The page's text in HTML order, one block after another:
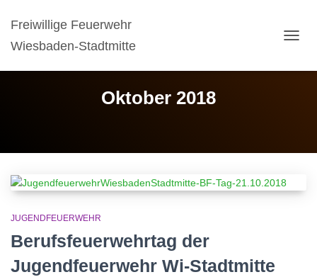
Freiwillige Feuerwehr
Wiesbaden-Stadtmitte
Oktober 2018
JUGENDFEUERWEHR
Berufsfeuerwehrtag der
Jugendfeuerwehr Wi-Stadtmitte